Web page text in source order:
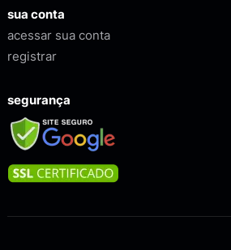
sua conta
acessar sua conta
registrar
segurança